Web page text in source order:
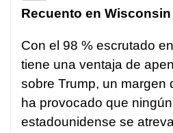
Recuento en Wisconsin
Con el 98 % escrutado
tiene una ventaja de
sobre Trump, un margen
ha provocado que
estadounidense se